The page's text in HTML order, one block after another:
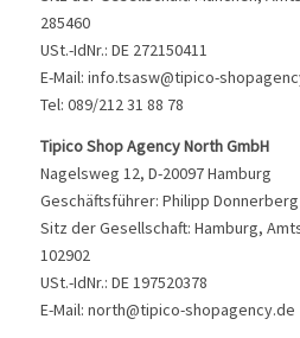
285460
USt.-IdNr.: DE 272150411
E-Mail: info.tsasw@tipico-
Tel: 089/212 31 88 78
Tipico Shop Agency North GmbH
Nagelsweg 12, D-20097 Hamburg
Geschäftsführer: Philipp Donnerberg
Sitz der Gesellschaft: Hamburg,
102902
USt.-IdNr.: DE 197520378
E-Mail: north@tipico-shopagency.de